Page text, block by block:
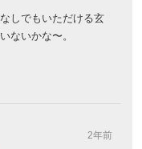
しでもいただける玄
ないかな〜。
2年前